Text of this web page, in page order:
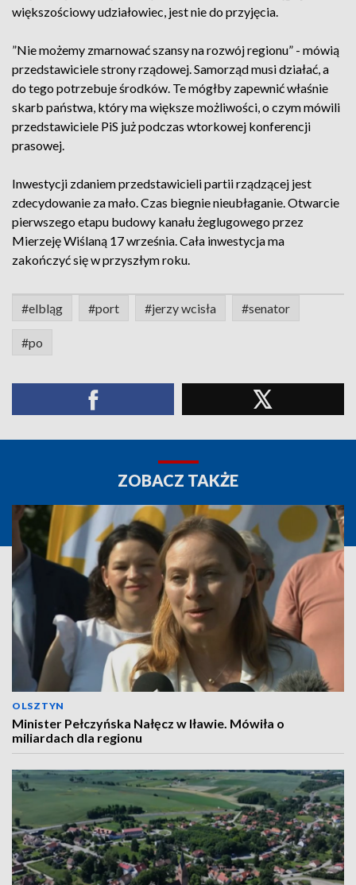
większościowy udziałowiec, jest nie do przyjęcia.
”Nie możemy zmarnować szansy na rozwój regionu” - mówią
przedstawiciele strony rządowej. Samorząd musi działać, a
do tego potrzebuje środków. Te mógłby zapewnić właśnie
skarb państwa, który ma większe możliwości, o czym mówili
przedstawiciele PiS już podczas wtorkowej konferencji
prasowej.
Inwestycji zdaniem przedstawicieli partii rządzącej jest
zdecydowanie za mało. Czas biegnie nieubłaganie. Otwarcie
pierwszego etapu budowy kanału żeglugowego przez
Mierzeję Wiślaną 17 września. Cała inwestycja ma
zakończyć się w przyszłym roku.
#elbląg #port #jerzy wcisła #senator
#po
ZOBACZ TAKŻE
OLSZTYN
Minister Pełczyńska Nałęcz w Iławie. Mówiła o
miliardach dla regionu